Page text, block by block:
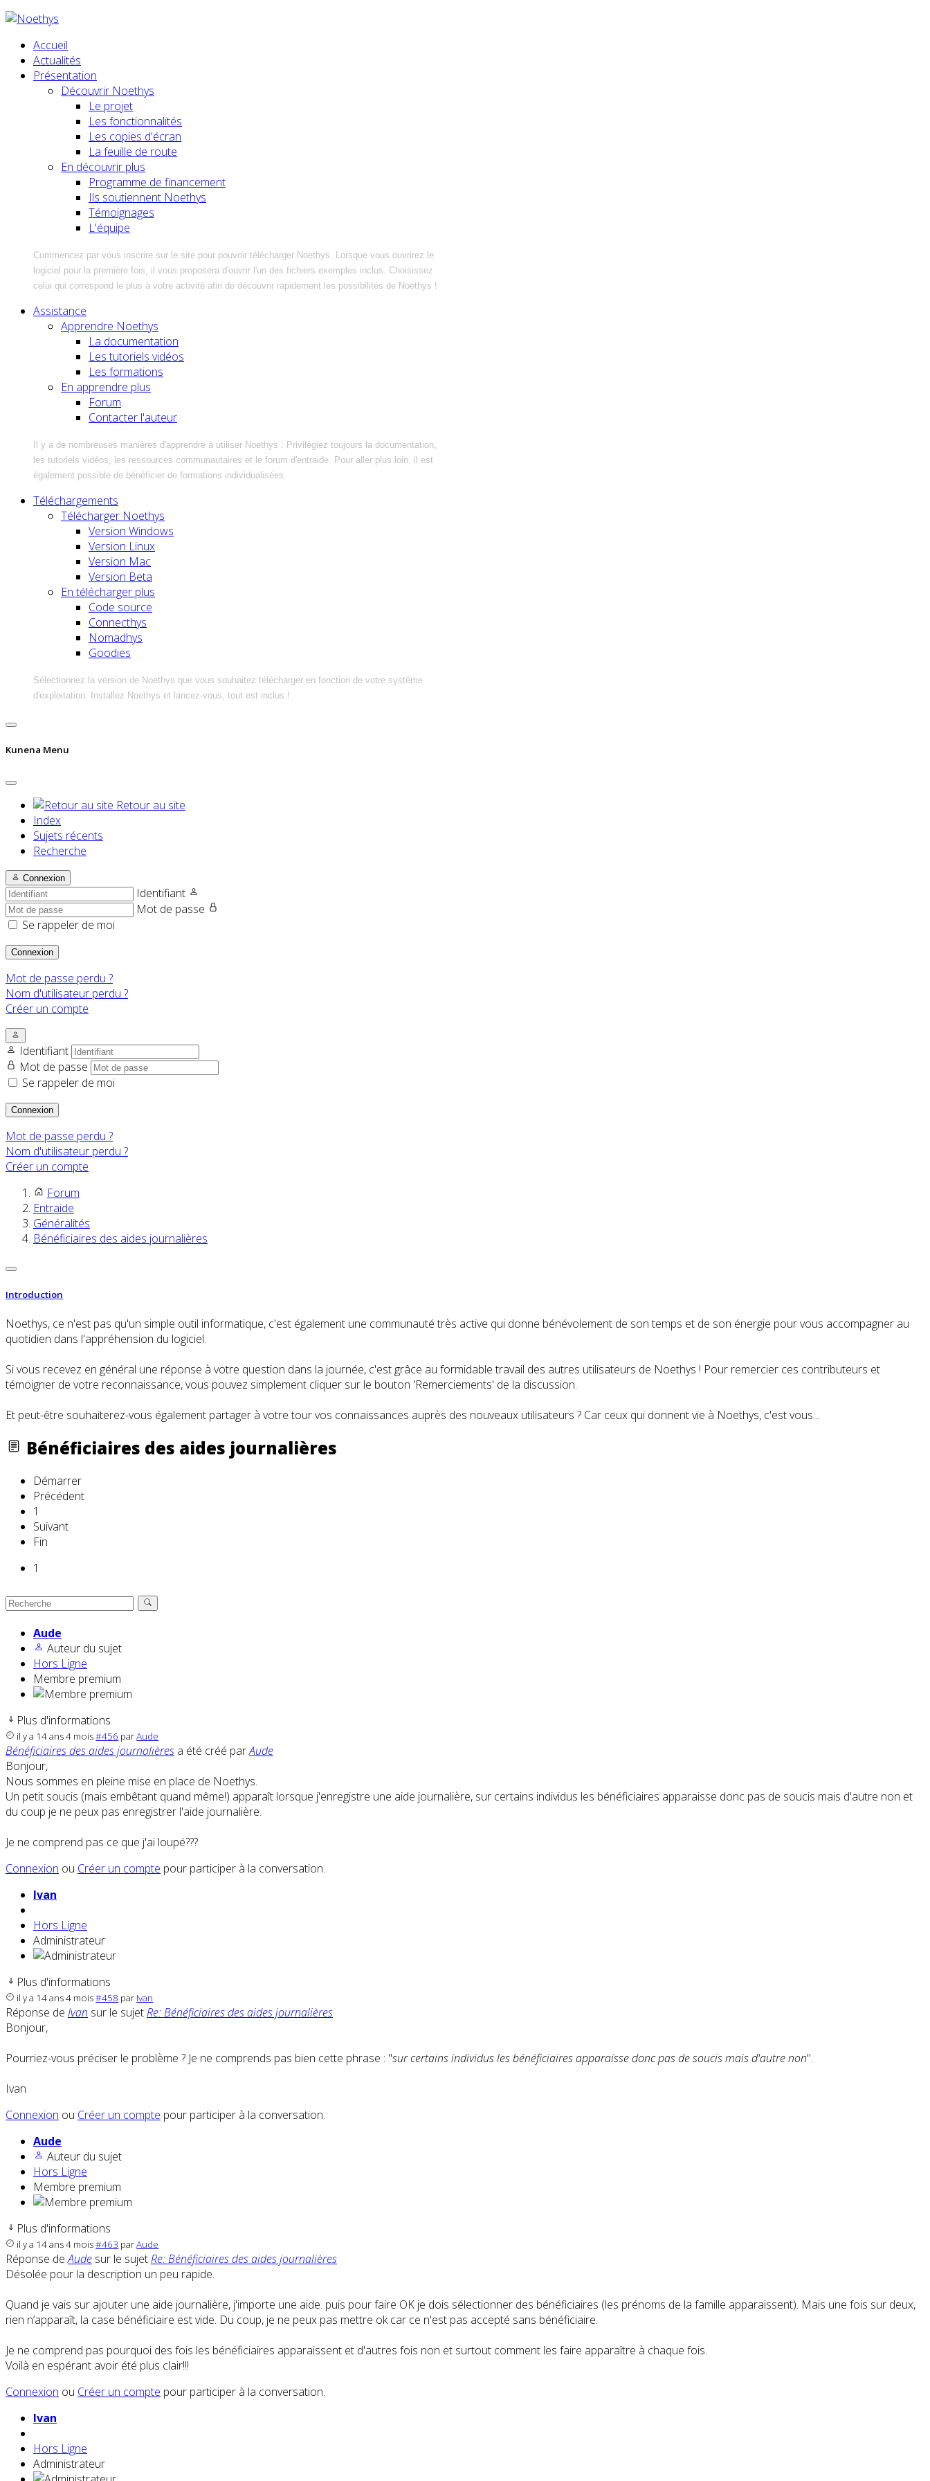
Accueil
Actualités
Présentation
Découvrir Noethys
Le projet
Les fonctionnalités
Les copies d'écran
La feuille de route
En découvrir plus
Programme de financement
Ils soutiennent Noethys
Témoignages
L'équipe
Commencez par vous inscrire sur le site pour pouvoir télécharger Noethys. Lorsque vous ouvrirez le
logiciel pour la première fois, il vous proposera d'ouvrir l'un des fichiers exemples inclus. Choisissez
celui qui correspond le plus à votre activité afin de découvrir rapidement les possibilités de Noethys !
Assistance
Apprendre Noethys
La documentation
Les tutoriels vidéos
Les formations
En apprendre plus
Forum
Contacter l'auteur
Il y a de nombreuses manières d'apprendre à utiliser Noethys : Privilégiez toujours la documentation,
les tutoriels vidéos, les ressources communautaires et le forum d'entraide. Pour aller plus loin, il est
également possible de bénéficier de formations individualisées.
Téléchargements
Télécharger Noethys
Version Windows
Version Linux
Version Mac
Version Beta
En télécharger plus
Code source
Connecthys
Nomadhys
Goodies
Sélectionnez la version de Noethys que vous souhaitez télécharger en fonction de votre système
d'exploitation. Installez Noethys et lancez-vous, tout est inclus !
Kunena Menu
Retour au site
Index
Sujets récents
Recherche
Connexion
Identifiant
Mot de passe
Se rappeler de moi
Connexion
Mot de passe perdu ?
Nom d'utilisateur perdu ?
Créer un compte
Identifiant
Mot de passe
Se rappeler de moi
Connexion
Mot de passe perdu ?
Nom d'utilisateur perdu ?
Créer un compte
Forum
Entraide
Généralités
Bénéficiaires des aides journalières
Introduction
Noethys, ce n'est pas qu'un simple outil informatique, c'est également une communauté très active qui donne bénévolement de son temps et de son énergie pour vous accompagner au
quotidien dans l'appréhension du logiciel.
Si vous recevez en général une réponse à votre question dans la journée, c'est grâce au formidable travail des autres utilisateurs de Noethys ! Pour remercier ces contributeurs et
témoigner de votre reconnaissance, vous pouvez simplement cliquer sur le bouton 'Remerciements' de la discussion.
Et peut-être souhaiterez-vous également partager à votre tour vos connaissances auprès des nouveaux utilisateurs ? Car ceux qui donnent vie à Noethys, c'est vous...
Bénéficiaires des aides journalières
Démarrer
Précédent
1
Suivant
Fin
1
Aude
Auteur du sujet
Hors Ligne
Membre premium
Plus d'informations
il y a 14 ans 4 mois#456 parAude
Bénéficiaires des aides journalières a été créé parAude
Bonjour,
Nous sommes en pleine mise en place de Noethys.
Un petit soucis (mais embêtant quand même!) apparaît lorsque j'enregistre une aide journalière, sur certains individus les bénéficiaires apparaisse donc pas de soucis mais d'autre non et
du coup je ne peux pas enregistrer l'aide journalière.
Je ne comprend pas ce que j'ai loupé???
Connexion ou Créer un compte pour participer à la conversation.
Ivan
Hors Ligne
Administrateur
Plus d'informations
il y a 14 ans 4 mois#458 par Ivan
Réponse de Ivan sur le sujetRe: Bénéficiaires des aides journalières
Bonjour,
Pourriez-vous préciser le problème ? Je ne comprends pas bien cette phrase : "sur certains individus les bénéficiaires apparaisse donc pas de soucis mais d'autre non".
Ivan
Connexion ou Créer un compte pour participer à la conversation.
Aude
Auteur du sujet
Hors Ligne
Membre premium
Plus d'informations
il y a 14 ans 4 mois#463 parAude
Réponse deAude sur le sujetRe: Bénéficiaires des aides journalières
Désolée pour la description un peu rapide.
Quand je vais sur ajouter une aide journalière, j'importe une aide. puis pour faire OK je dois sélectionner des bénéficiaires (les prénoms de la famille apparaissent). Mais une fois sur deux,
rien n’apparaît, la case bénéficiaire est vide. Du coup, je ne peux pas mettre ok car ce n'est pas accepté sans bénéficiaire.
Je ne comprend pas pourquoi des fois les bénéficiaires apparaissent et d'autres fois non et surtout comment les faire apparaître à chaque fois.
Voilà en espérant avoir été plus clair!!!
Connexion ou Créer un compte pour participer à la conversation.
Ivan
Hors Ligne
Administrateur